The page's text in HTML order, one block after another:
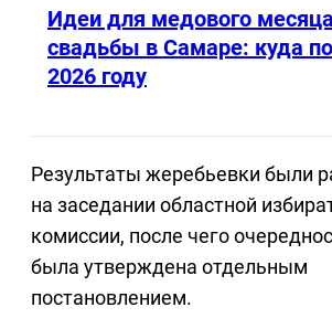
Идеи для медового
свадьбы в Самаре: куда
2026 году
Результаты жеребьевки были
на заседании областной
комиссии, после чего
была утверждена отдельным
постановлением.